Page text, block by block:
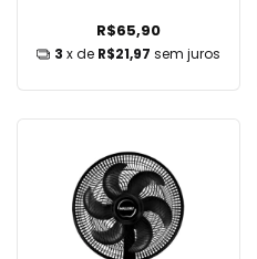
R$65,90
3 x de R$21,97 sem juros